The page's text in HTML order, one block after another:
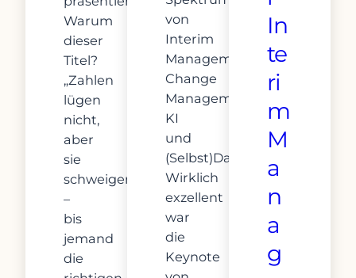
Warum
dieser
Titel?
„Zahlen
lügen
nicht,
aber
sie
schweigen
–
bis
jemand
die
von
Interim
Management,
Change
Management,
KI
und
(Selbst)Darstellung.
Wirklich
exzellent
war
die
Keynote
In
te
ri
m
M
a
n
a
g